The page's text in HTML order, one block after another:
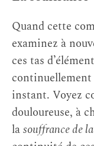
Quand cette
examinez à
ces tas
continuellement
instant. Voyez
douloureuse, à
lasouffrance de